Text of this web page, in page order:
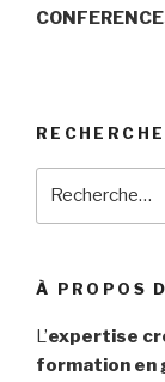
suivant
À PROPOS
L’expertise
formation en